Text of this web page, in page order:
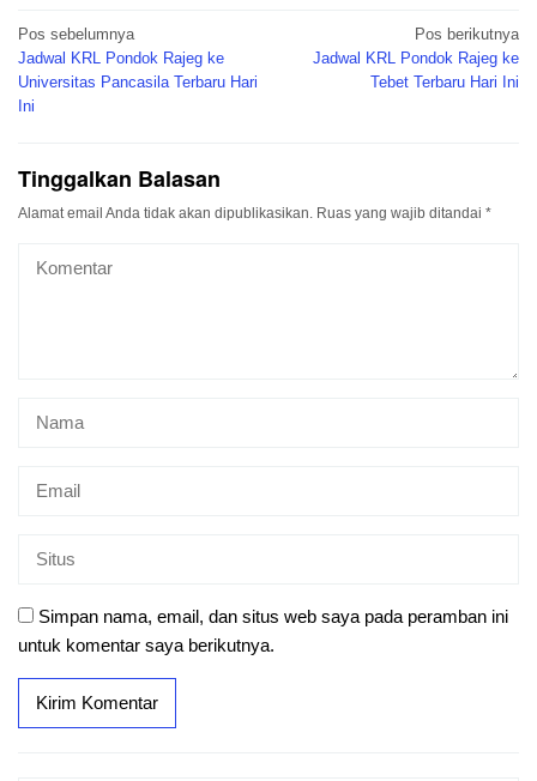
Navigasi
pos
Pos sebelumnya
Jadwal KRL Pondok Rajeg ke
Universitas Pancasila Terbaru Hari
Ini
Pos berikutnya
Jadwal KRL Pondok Rajeg ke
Tebet Terbaru Hari Ini
Tinggalkan Balasan
Alamat email Anda tidak akan dipublikasikan. Ruas yang wajib ditandai *
Simpan nama, email, dan situs web saya pada peramban ini
untuk komentar saya berikutnya.